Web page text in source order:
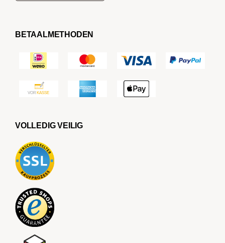
BETAALMETHODEN
VOLLEDIG VEILIG